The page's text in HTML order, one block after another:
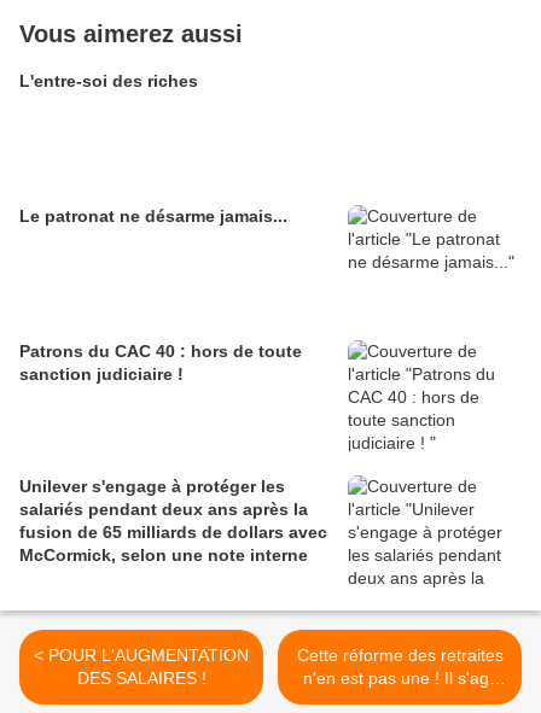
Vous aimerez aussi
L'entre-soi des riches
Le patronat ne désarme jamais...
Patrons du CAC 40 : hors de toute
sanction judiciaire !
Unilever s'engage à protéger les
salariés pendant deux ans après la
fusion de 65 milliards de dollars avec
McCormick, selon une note interne
< POUR L'AUGMENTATION
DES SALAIRES !
Cette réforme des retraites
n'en est pas une ! Il s'agit
d'une étape décisive de la